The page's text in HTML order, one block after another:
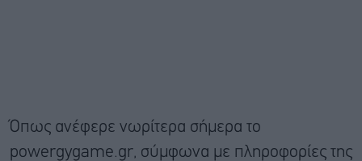
Όπως ανέφερε νωρίτερα σήμερα το
powergygame.gr, σύμφωνα με πληροφορίες της